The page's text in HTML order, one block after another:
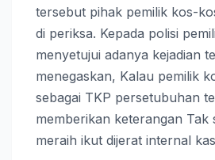
tersebut pihak pemilik kos-
di periksa. Kepada polisi
menyetujui adanya kejadian
menegaskan, Kalau pemilik
sebagai TKP persetubuhan
memberikan keterangan Tak
meraih ikut dijerat internal